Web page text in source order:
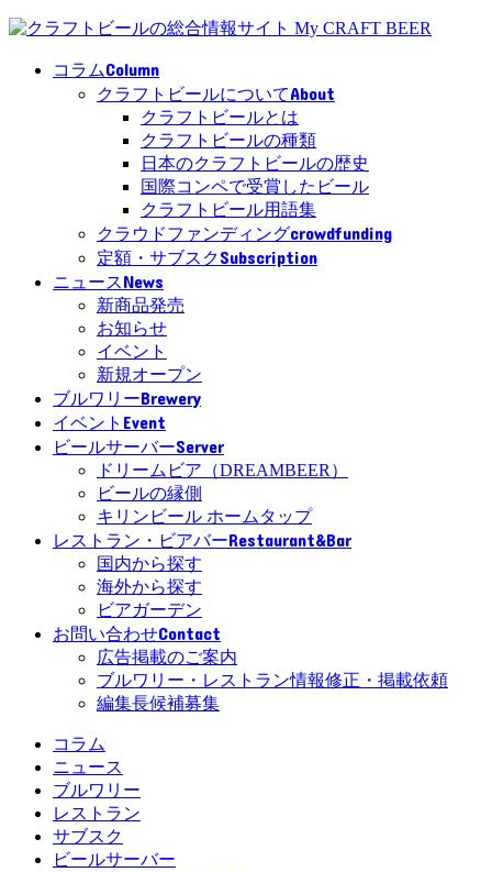
コラムColumn
クラフトビールについてAbout
クラフトビールとは
クラフトビールの種類
日本のクラフトビールの歴史
国際コンペで受賞したビール
クラフトビール用語集
クラウドファンディングcrowdfunding
定額・サブスクSubscription
ニュースNews
新商品発売
お知らせ
イベント
新規オープン
ブルワリーBrewery
イベント Event
ビールサーバーServer
ドリームビア（DREAMBEER）
ビールの縁側
キリンビール ホームタップ
レストラン・ビアバーRestaurant&Bar
国内から探す
海外から探す
ビアガーデン
お問い合わせContact
広告掲載のご案内
ブルワリー・レストラン情報修正・掲載依頼
編集長候補募集
コラム
ニュース
ブルワリー
レストラン
サブスク
ビールサーバー